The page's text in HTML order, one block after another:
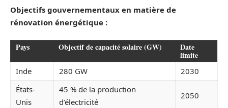
Objectifs gouvernementaux en matière de
rénovation énergétique :
Pays Objectif de capacité solaire (GW) Date
limite
Inde 280 GW
2030
États-
Unis
45 % de la production
d’électricité
2050